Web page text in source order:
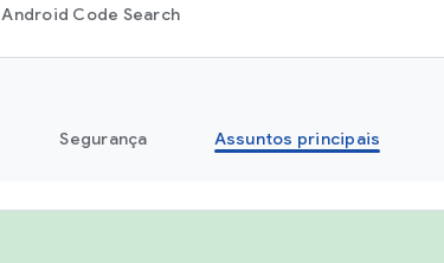
Android Code Search
Segurança Assuntos principais